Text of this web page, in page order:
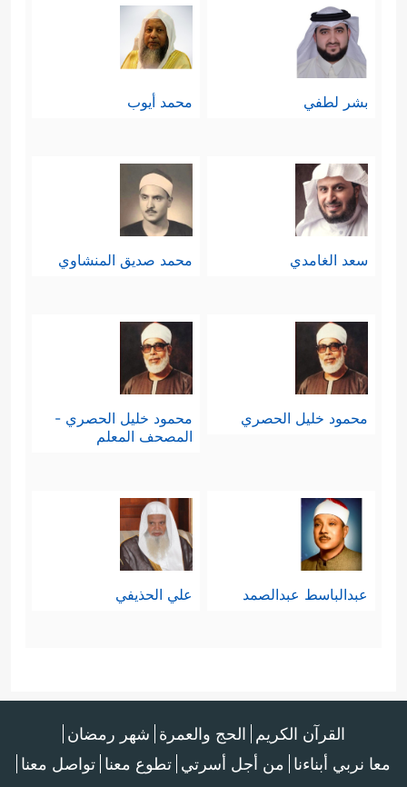
بشر لطفي محمد أيوب
سعد الغامدي محمد صديق المنشاوي
محمود خليل الحصري
محمود خليل الحصري -
المصحف المعلم
عبدالباسط عبدالصمد علي الحذيفي
القرآن الكريم الحج والعمرة شهر رمضان
معا نربي أبناءنا من أجل أسرتي تطوع معنا تواصل معنا